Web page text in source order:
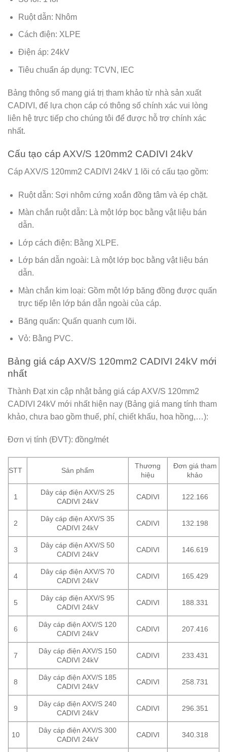
Ruột dẫn: Nhôm
Cách điện: XLPE
Điện áp: 24kV
Tiêu chuẩn áp dụng: TCVN, IEC
Bảng thông số mang giá trị tham khảo từ nhà sản xuất
CADIVI, để lựa chọn cáp có thông số chính xác vui lòng
liên hệ trực tiếp cho chúng tôi để được hỗ trợ chính xác
nhất.
Cấu tạo cáp AXV/S 120mm2 CADIVI 24kV
Cáp AXV/S 120mm2 CADIVI 24kV 1 lõi có cấu tạo gồm:
Ruột dẫn: Sợi nhôm cứng xoắn đồng tâm và ép chặt.
Màn chắn ruột dẫn: Là một lớp bọc bằng vật liệu bán
dẫn.
Lớp cách điện: Bằng XLPE.
Lớp bán dẫn ngoài: Là một lớp bọc bằng vật liệu bán
dẫn.
Màn chắn kim loại: Gồm một lớp băng đồng được quấn
trực tiếp lên lớp bán dẫn ngoài của cáp.
Băng quấn: Quấn quanh cụm lõi.
Vỏ: Bằng PVC.
Bảng giá cáp AXV/S 120mm2 CADIVI 24kV mới
nhất
Thành Đạt xin cập nhật bảng giá cáp AXV/S 120mm2
CADIVI 24kV mới nhất hiện nay (Bảng giá mang tính tham
khảo, chưa bao gồm thuế, phí, chiết khấu, hoa hồng,…):
Đơn vị tính (ĐVT): đồng/mét
STT Sản phẩm
Thương
hiệu
Đơn giá tham
khảo
1
Dây cáp điện AXV/S 25
CADIVI 24kV
CADIVI 122.166
2
Dây cáp điện AXV/S 35
CADIVI 24kV
CADIVI 132.198
3
Dây cáp điện AXV/S 50
CADIVI 24kV
CADIVI 146.619
4
Dây cáp điện AXV/S 70
CADIVI 24kV
CADIVI 165.429
5
Dây cáp điện AXV/S 95
CADIVI 24kV
CADIVI 188.331
6
Dây cáp điện AXV/S 120
CADIVI 24kV
CADIVI 207.416
7
Dây cáp điện AXV/S 150
CADIVI 24kV
CADIVI 233.431
8
Dây cáp điện AXV/S 185
CADIVI 24kV
CADIVI 258.731
9
Dây cáp điện AXV/S 240
CADIVI 24kV
CADIVI 296.351
10
Dây cáp điện AXV/S 300
CADIVI 24kV
CADIVI 340.318